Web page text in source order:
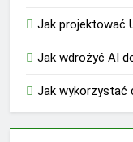
Jak projektować
Jak wdrożyć AI
Jak wykorzystać